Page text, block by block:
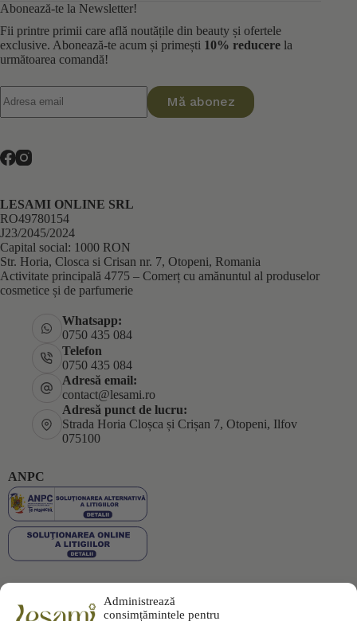
Abonează-te la Newsletter!
Fii printre primii care află noutățile din beauty și ofertele
exclusive. Abonează-te acum și primești 10% reducere la
următoarea comandă!
Mă abonez
LESAMI ONLINE SRL
RO49780154
J23/2045/2024
Capital social: 1000 RON
Str. Horia, Closca si Crisan nr. 7, Otopeni, Romania
Activitate principală 4775 – Comerț cu amănuntul al produselor
cosmetice și de parfumerie
Whatsapp:
0750 435 084
Telefon
0750 435 084
Adresă email:
contact@lesami.ro
Adresă punct de lucru:
Strada Horia Cloșca și Crișan 7, Otopeni, Ilfov
075100
ANPC
Plata securizată
Administrează
consimțămintele pentru